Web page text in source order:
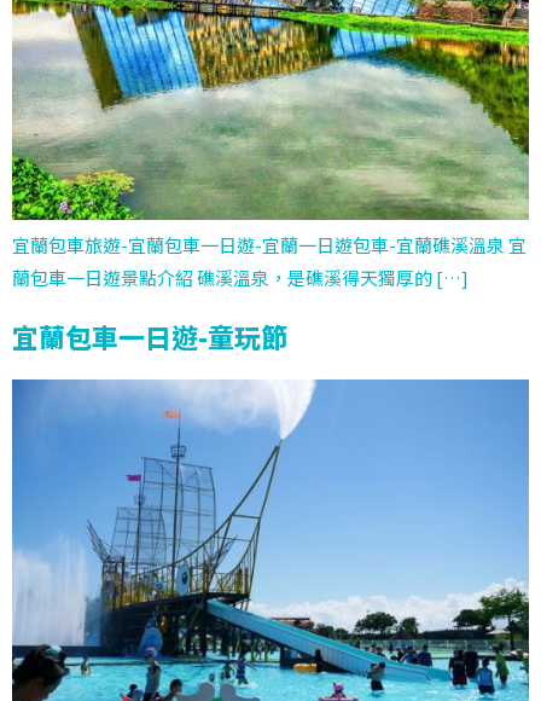
宜蘭包車旅遊-宜蘭包車一日遊-宜蘭一日遊包車-宜蘭礁溪溫泉 宜
蘭包車一日遊景點介紹 礁溪溫泉，是礁溪得天獨厚的 […]
宜蘭包車一日遊-童玩節